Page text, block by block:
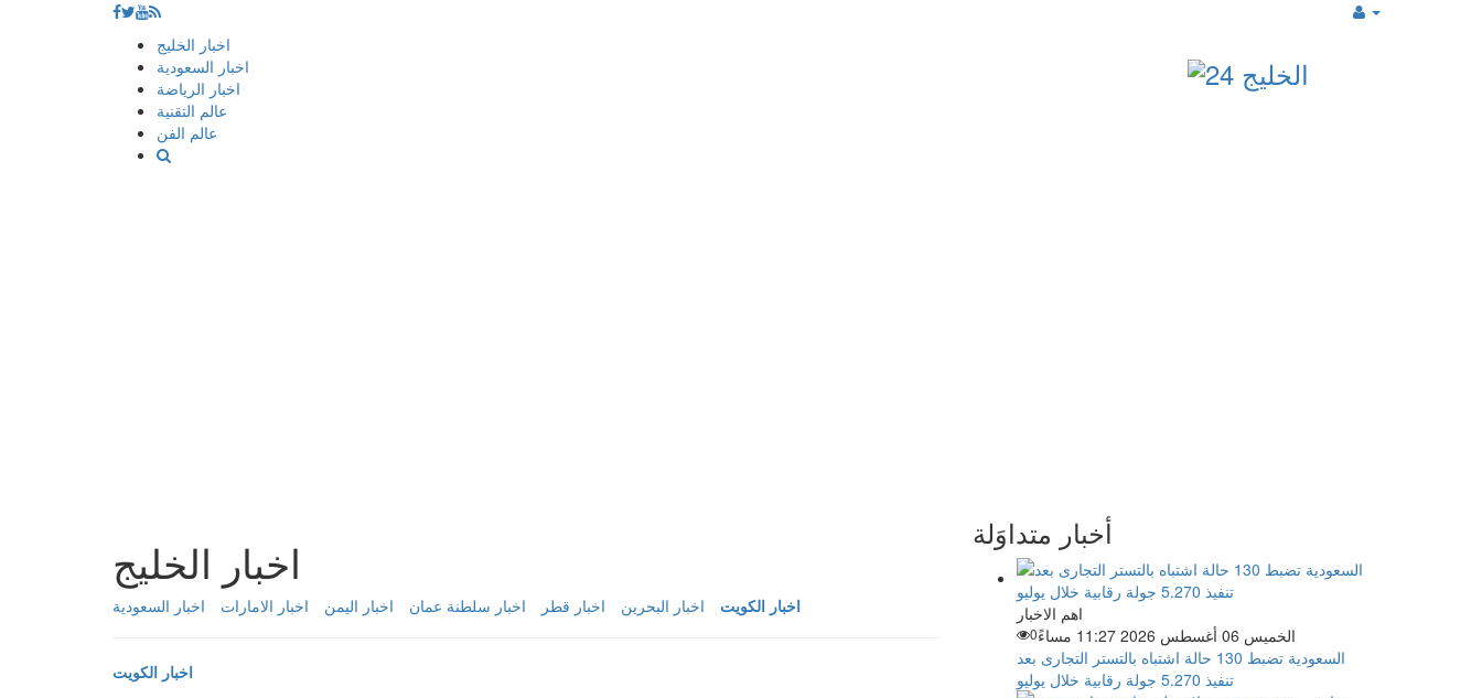
إذهب
المحتوى
اخبار الخليج
اخبار السعودية
اخبار الرياضة
عالم التقنية
عالم الفن
اخبار الخليج
اخبار السعودية اخبار الامارات اخبار اليمن اخبار سلطنة عمان اخبار قطر اخبار البحرين اخبار الكويت
اخبار الكويت
أخبار متداوَلة
اهم الاخبار
الخميس 06 أغسطس 2026 11:27 مساءً
0
السعودية تضبط 130 حالة اشتباه بالتستر التجارى بعد
تنفيذ 5.270 جولة رقابية خلال يوليو